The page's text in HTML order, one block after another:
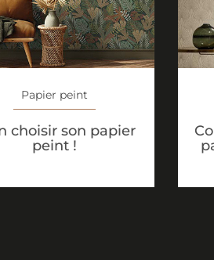
Papier peint
choisir son papier
peint !